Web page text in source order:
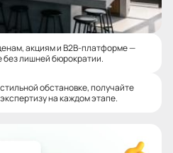
акциям и B2B-платформе —
без лишней бюрократии.
обстановке, получайте
на каждом этапе.